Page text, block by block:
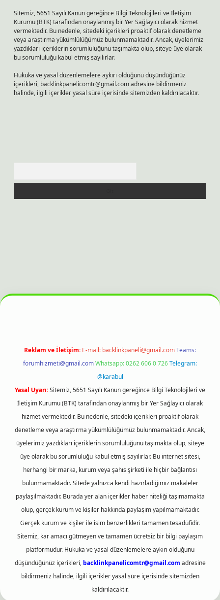
Sitemiz, 5651 Sayılı Kanun gereğince Bilgi Teknolojileri ve İletişim
Kurumu (BTK) tarafından onaylanmış bir Yer Sağlayıcı olarak hizmet
vermektedir. Bu nedenle, sitedeki içerikleri proaktif olarak denetleme
veya araştırma yükümlülüğümüz bulunmamaktadır. Ancak, üyelerimiz
yazdıkları içeriklerin sorumluluğunu taşımakta olup, siteye üye olarak
bu sorumluluğu kabul etmiş sayılırlar.
Hukuka ve yasal düzenlemelere aykırı olduğunu düşündüğünüz
içerikleri, backlinkpanelicomtr@gmail.comadresine bildirmeniz
halinde, ilgili içerikler yasal süre içerisinde sitemizden kaldırılacaktır.
Reklam ve İletişim: E-mail: backlinkpaneli@gmail.comTeams:
forumhizmeti@gmail.comWhatsapp: 0262 606 0 726Telegram:
@karabul
Yasal Uyarı:Sitemiz, 5651 Sayılı Kanun gereğince Bilgi Teknolojileri ve
İletişim Kurumu (BTK) tarafından onaylanmış bir Yer Sağlayıcı olarak
hizmet vermektedir. Bu nedenle, sitedeki içerikleri proaktif olarak
denetleme veya araştırma yükümlülüğümüz bulunmamaktadır. Ancak,
üyelerimiz yazdıkları içeriklerin sorumluluğunu taşımakta olup, siteye
üye olarak bu sorumluluğu kabul etmiş sayılırlar. Bu internet sitesi,
herhangi bir marka, kurum veya şahıs şirketi ile hiçbir bağlantısı
bulunmamaktadır. Sitede yalnızca kendi hazırladığımız makaleler
paylaşılmaktadır. Burada yer alan içerikler haber niteliği taşımamakta
olup, gerçek kurum ve kişiler hakkında paylaşım yapılmamaktadır.
Gerçek kurum ve kişiler ile isim benzerlikleri tamamen tesadüfidir.
Sitemiz, kar amacı gütmeyen ve tamamen ücretsiz bir bilgi paylaşım
platformudur. Hukuka ve yasal düzenlemelere aykırı olduğunu
düşündüğünüz içerikleri, backlinkpanelicomtr@gmail.com adresine
bildirmeniz halinde, ilgili içerikler yasal süre içerisinde sitemizden
kaldırılacaktır.